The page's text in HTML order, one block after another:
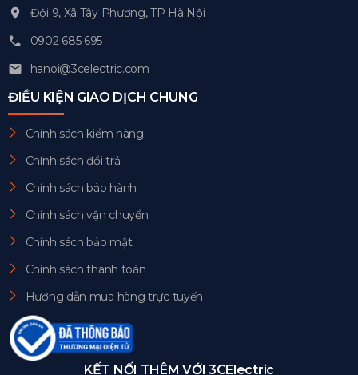
Đội 9, Xã Tây Phương, TP Hà Nội
0902 685 695
hanoi@3celectric.com
ĐIỀU KIỆN GIAO DỊCH CHUNG
Chính sách kiểm hàng
Chính sách đổi trả
Chính sách bảo hành
Chính sách vận chuyển
Chính sách bảo mật
Chính sách thanh toán
Hướng dẫn mua hàng trực tuyến
KẾT NỐI THÊM VỚI 3CElectric